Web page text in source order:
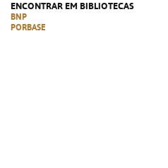
ENCONTRAR EM BIBLIOTECAS
BNP
PORBASE